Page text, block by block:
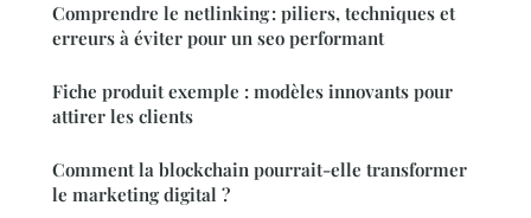
Comprendre le netlinking : piliers, techniques et
erreurs à éviter pour un seo performant
Fiche produit exemple : modèles innovants pour
attirer les clients
Comment la blockchain pourrait-elle transformer
le marketing digital ?